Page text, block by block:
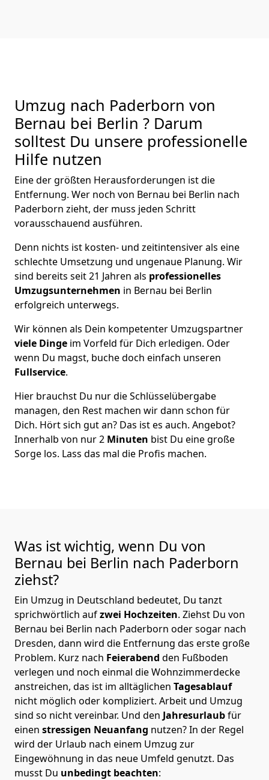
Umzug nach Paderborn von
Bernau bei Berlin ? Darum
solltest Du unsere professionelle
Hilfe nutzen
Eine der größten Herausforderungen ist die
Entfernung. Wer noch von Bernau bei Berlin nach
Paderborn zieht, der muss jeden Schritt
vorausschauend ausführen.
Denn nichts ist kosten- und zeitintensiver als eine
schlechte Umsetzung und ungenaue Planung. Wir
sind bereits seit 21 Jahren als professionelles
Umzugsunternehmen in Bernau bei Berlin
erfolgreich unterwegs.
Wir können als Dein kompetenter Umzugspartner
viele Dinge im Vorfeld für Dich erledigen. Oder
wenn Du magst, buche doch einfach unseren
Fullservice.
Hier brauchst Du nur die Schlüsselübergabe
managen, den Rest machen wir dann schon für
Dich. Hört sich gut an? Das ist es auch. Angebot?
Innerhalb von nur 2 Minuten bist Du eine große
Sorge los. Lass das mal die Profis machen.
Was ist wichtig, wenn Du von
Bernau bei Berlin nach Paderborn
ziehst?
Ein Umzug in Deutschland bedeutet, Du tanzt
sprichwörtlich aufzwei Hochzeiten. Ziehst Du von
Bernau bei Berlin nach Paderborn oder sogar nach
Dresden, dann wird die Entfernung das erste große
Problem. Kurz nach Feierabend den Fußboden
verlegen und noch einmal die Wohnzimmerdecke
anstreichen, das ist im alltäglichen Tagesablauf
nicht möglich oder kompliziert. Arbeit und Umzug
sind so nicht vereinbar. Und den Jahresurlaubfür
einen stressigen Neuanfang nutzen? In der Regel
wird der Urlaub nach einem Umzug zur
Eingewöhnung in das neue Umfeld genutzt. Das
musst Du unbedingt beachten: